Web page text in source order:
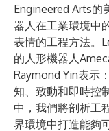
Engineered Arts的
器人在工業環境中
表情的工程方法。
的人形機器人
Raymond Yin表示
知、致動和即時控
中，我們將剖析工
界環境中打造能夠